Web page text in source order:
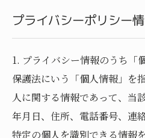
プライバシーポリシー
1. プライバシー情報のうち「
保護法にいう「個人情報」を
人に関する情報であって、当
年月日、住所、電話番号、連
特定の個人を識別できる情報を